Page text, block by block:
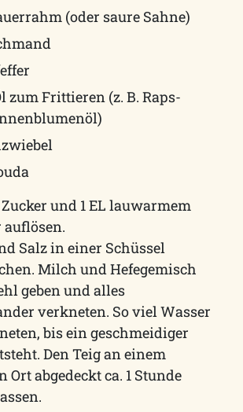
(oder saure Sahne)
zum Frittieren (z. B. Raps-
und 1 EL lauwarmem
auflösen.
Salz in einer Schüssel
Milch und Hefegemisch
geben und alles
verkneten. So viel Wasser
bis ein geschmeidiger
Den Teig an einem
Ort abgedeckt ca. 1 Stunde